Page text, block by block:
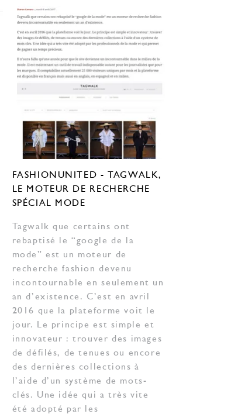
FASHIONUNITED - TAGWALK,
LE MOTEUR DE RECHERCHE
SPÉCIAL MODE
Tagwalk que certains ont
rebaptisé le “google de la
mode” est un moteur de
recherche fashion devenu
incontournable en seulement un
an d’existence. C’est en avril
2016 que la plateforme voit le
jour. Le principe est simple et
innovateur : trouver des images
de défilés, de tenues ou encore
des dernières collections à
l’aide d’un système de mots-
clés. Une idée qui a très vite
été adopté par les